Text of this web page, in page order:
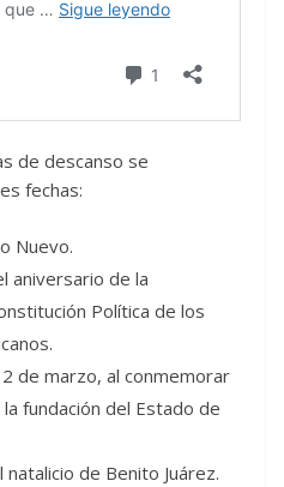
de descanso se
fechas:
Nuevo.
aniversario de la
Política de los
de marzo, al conmemorar
fundación del Estado de
de Benito Juárez.